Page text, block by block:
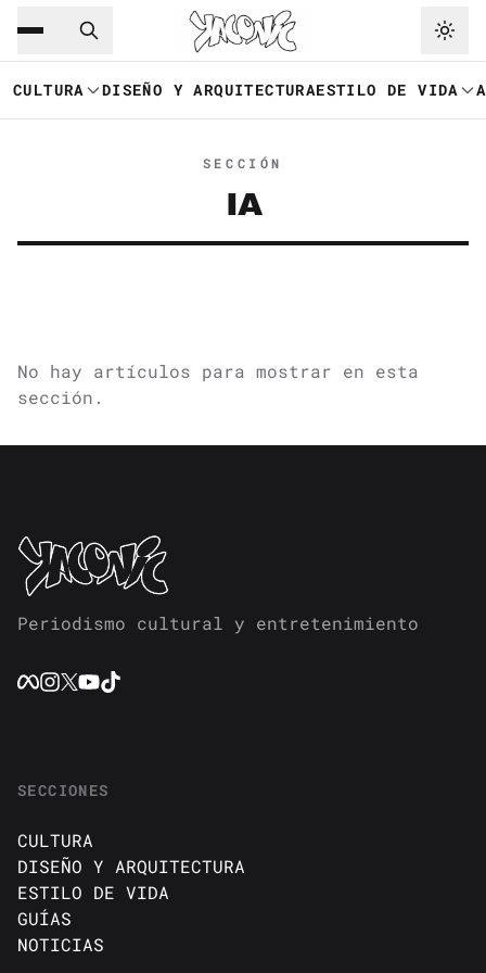
Saltar al contenido principal
CULTURA DISEÑO Y ARQUITECTURAESTILO DE VIDA
SECCIÓN
IA
No hay artículos para mostrar en esta
sección.
Periodismo cultural y entretenimiento
SECCIONES
CULTURA
DISEÑO Y ARQUITECTURA
ESTILO DE VIDA
GUÍAS
NOTICIAS